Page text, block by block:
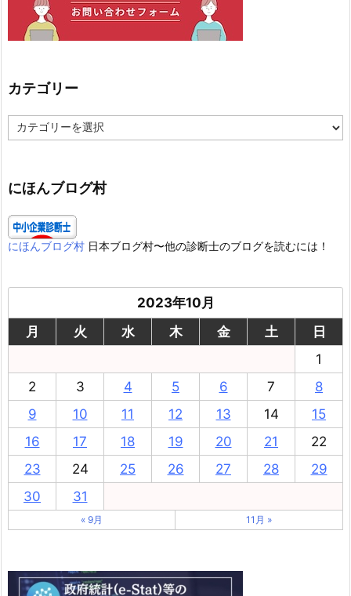
カテゴリー
テ
ー
にほんブログ村
にほんブログ村 日本ブログ村〜他の診断士のブログを読むには！
2023年10月
月
火 水 木 金 土
日
1
2
3 4 5 6 7
8
9
10 11 12 13 14
15
16
17 18 19 20 21
22
23
24 25 26 27 28
29
30
31
« 9月 11月 »